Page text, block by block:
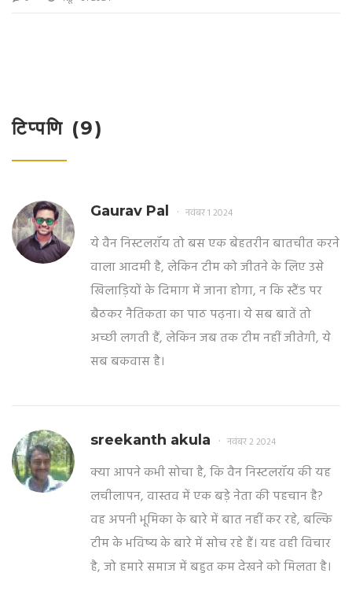
टिप्पणि (9)
Gaurav Pal नवंबर 1 2024
ये वैन निस्टलरॉय तो बस एक बेहतरीन बातचीत करने
वाला आदमी है, लेकिन टीम को जीतने के लिए उसे
खिलाड़ियों के दिमाग में जाना होगा, न कि स्टैंड पर
बैठकर नैतिकता का पाठ पढ़ना। ये सब बातें तो
अच्छी लगती हैं, लेकिन जब तक टीम नहीं जीतेगी, ये
सब बकवास है।
sreekanth akula नवंबर 2 2024
क्या आपने कभी सोचा है, कि वैन निस्टलरॉय की यह
लचीलापन, वास्तव में एक बड़े नेता की पहचान है?
वह अपनी भूमिका के बारे में बात नहीं कर रहे, बल्कि
टीम के भविष्य के बारे में सोच रहे हैं। यह वही विचार
है, जो हमारे समाज में बहुत कम देखने को मिलता है।